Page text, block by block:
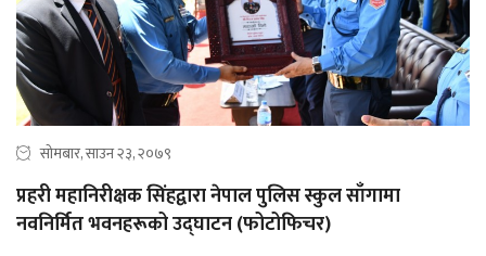
सोमबार, साउन २३, २०७९
प्रहरी महानिरीक्षक सिंहद्वारा नेपाल पुलिस स्कुल साँगामा
नवनिर्मित भवनहरूको उद्‌घाटन (फोटोफिचर)